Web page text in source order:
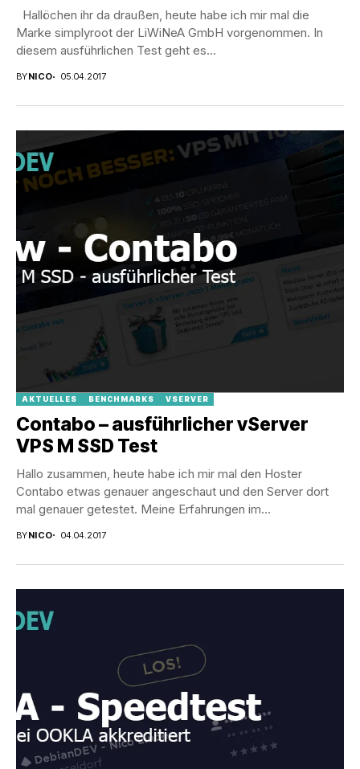
Hallöchen ihr da draußen, heute habe ich mir mal die
Marke simplyroot der LiWiNeA GmbH vorgenommen. In
diesem ausführlichen Test geht es...
BYNICO 05.04.2017
AKTUELLES BENCHMARKS VSERVER
Contabo – ausführlicher vServer
VPS M SSD Test
Hallo zusammen, heute habe ich mir mal den Hoster
Contabo etwas genauer angeschaut und den Server dort
mal genauer getestet. Meine Erfahrungen im...
BYNICO 04.04.2017